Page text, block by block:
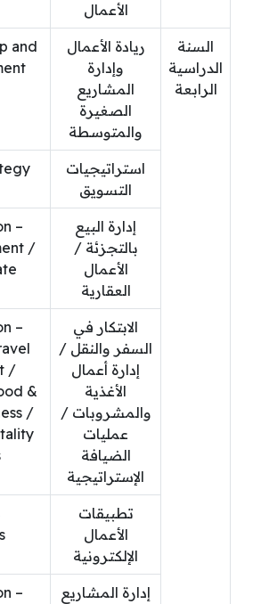
الأعمال
السنة
الدراسية
الرابعة
ريادة الأعمال
وإدارة
المشاريع
الصغيرة
والمتوسطة
and
استراتيجيات
التسويق
إدارة البيع
بالتجزئة /
الأعمال
العقارية
–
/
الابتكار في
السفر والنقل /
إدارة أعمال
الأغذية
والمشروبات /
عمليات
الضيافة
الإستراتيجية
–
/
&
/
تطبيقات
الأعمال
الإلكترونية
إدارة المشاريع
–